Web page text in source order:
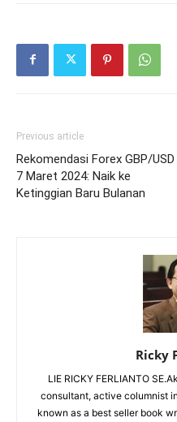
Previous article
Rekomendasi Forex GBP/USD
7 Maret 2024: Naik ke
Ketinggian Baru Bulanan
Ricky
LIE RICKY FERLIANTO
consultant, active columnist
known as a best seller book